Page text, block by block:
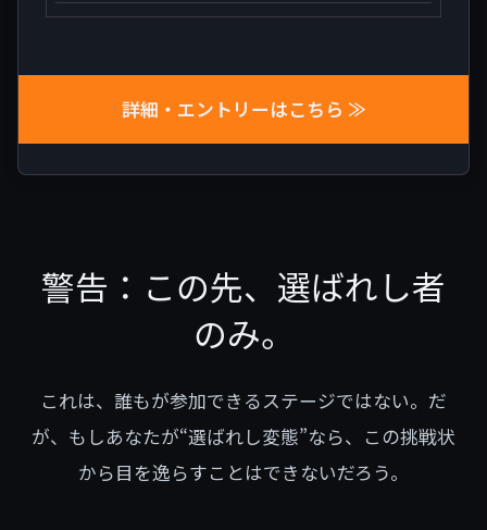
詳細・エントリーはこちら ≫
警告：この先、選ばれし者
のみ。
これは、誰もが参加できるステージではない。だ
が、もしあなたが“選ばれし変態”なら、この挑戦状
から目を逸らすことはできないだろう。